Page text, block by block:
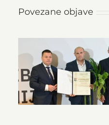
Povezane objave